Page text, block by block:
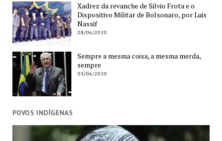
Xadrez da revanche de Silvio Frota e o
Dispositivo Militar de Bolsonaro, por Luis
Nassif
08/06/2020
Sempre a mesma coisa, a mesma merda,
sempre
03/06/2020
POVOS INDÍGENAS